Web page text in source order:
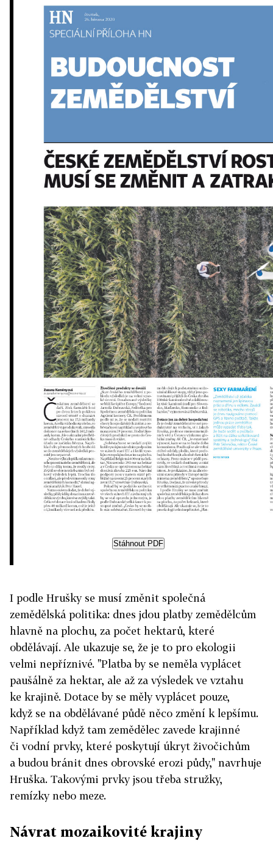
Stáhnout PDF
I podle Hrušky se musí změnit společná
zemědělská politika: dnes jdou platby zemědělcům
hlavně na plochu, za počet hektarů, které
obdělávají. Ale ukazuje se, že je to pro ekologii
velmi nepříznivé. "Platba by se neměla vyplácet
paušálně za hektar, ale až za výsledek ve vztahu
ke krajině. Dotace by se měly vyplácet pouze,
když se na obdělávané půdě něco změní k lepšímu.
Například když tam zemědělec zavede krajinné
či vodní prvky, které poskytují úkryt živočichům
a budou bránit dnes obrovské erozi půdy," navrhuje
Hruška. Takovými prvky jsou třeba stružky,
remízky nebo meze.
Návrat mozaikovité krajiny